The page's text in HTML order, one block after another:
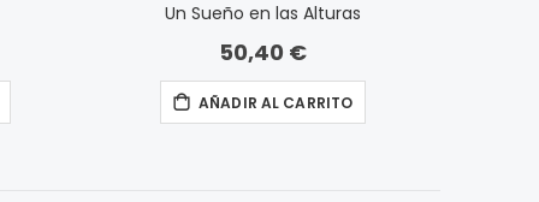
Un Sueño en las Alturas
50,40 €
AÑADIR AL CARRITO